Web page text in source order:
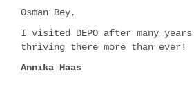
Osman Bey,
I visited DEPO after many
thriving there more than ever!
Annika Haas